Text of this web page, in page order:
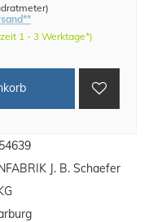
54639
J. B. Schaefer
)
1 - 3 Werktage*)